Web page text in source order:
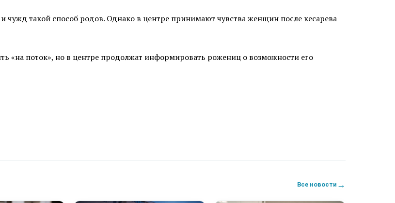
чужд такой способ родов. Однако в центре принимают чувства женщин после кесарева
«на поток», но в центре продолжат информировать рожениц о возможности его
Все новости →